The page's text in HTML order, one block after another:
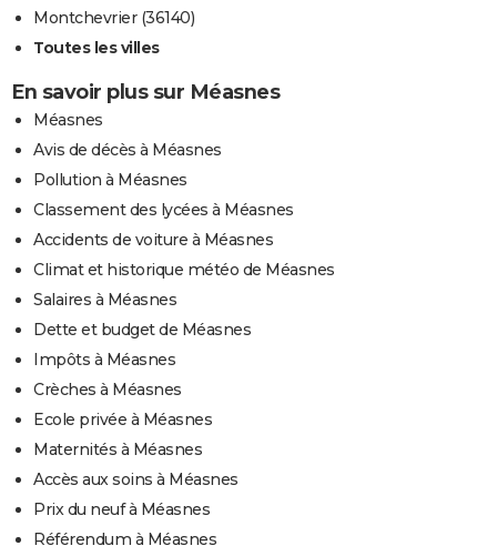
Montchevrier (36140)
Toutes les villes
En savoir plus sur Méasnes
Méasnes
Avis de décès à Méasnes
Pollution à Méasnes
Classement des lycées à Méasnes
Accidents de voiture à Méasnes
Climat et historique météo de Méasnes
Salaires à Méasnes
Dette et budget de Méasnes
Impôts à Méasnes
Crèches à Méasnes
Ecole privée à Méasnes
Maternités à Méasnes
Accès aux soins à Méasnes
Prix du neuf à Méasnes
Référendum à Méasnes